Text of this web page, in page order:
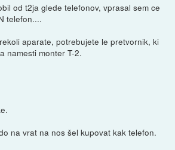
od t2ja glede telefonov, vprasal sem ce
telefon....
aparate, potrebujete le pretvornik, ki
namesti monter T-2.
na vrat na nos šel kupovat kak telefon.